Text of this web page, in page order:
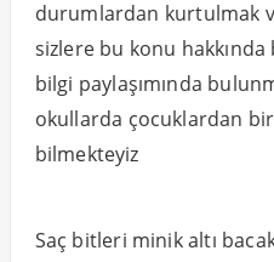
durumlardan kurtulmak
sizlere bu konu
bilgi paylaşımında
okullarda çocuklardan
bilmekteyiz
Saç bitleri minik altı